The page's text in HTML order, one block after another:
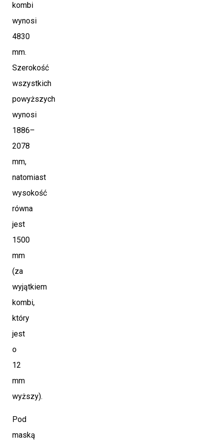
kombi
wynosi
4830
mm.
Szerokość
wszystkich
powyższych
wynosi
1886–
2078
mm,
natomiast
wysokość
równa
jest
1500
mm
(za
wyjątkiem
kombi,
który
jest
o
12
mm
wyższy).
Pod
maską